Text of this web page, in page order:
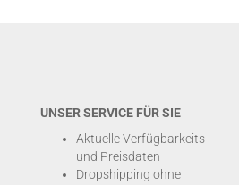
UNSER SERVICE FÜR SIE
Aktuelle Verfügbarkeits-
und Preisdaten
Dropshipping ohne